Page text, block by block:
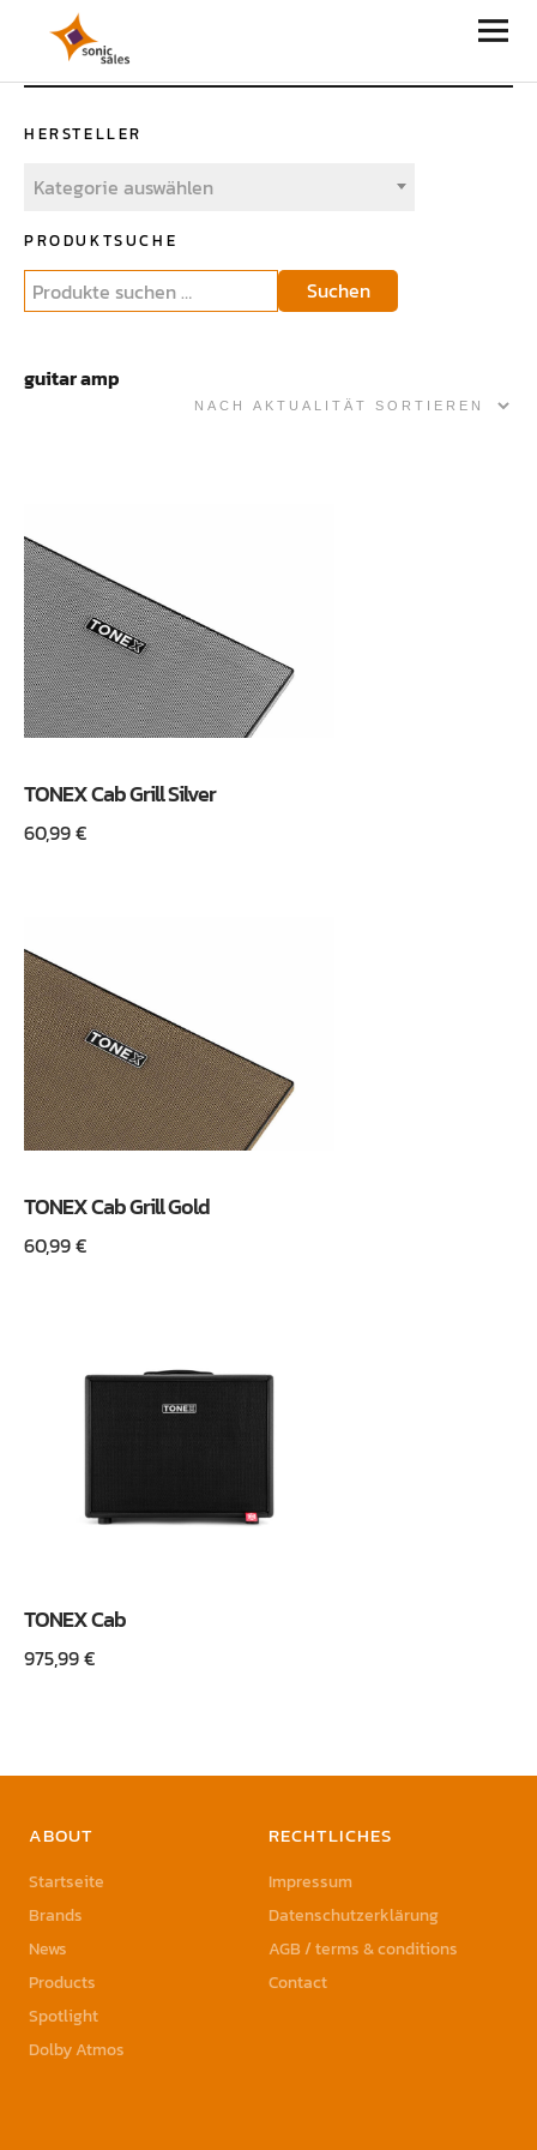
Sonic Sales
HERSTELLER
Kategorie auswählen
PRODUKTSUCHE
Suchen
guitar amp
TONEX Cab Grill Silver
60,99€
TONEX Cab Grill Gold
60,99€
TONEX Cab
975,99€
ABOUT
Startseite
Brands
News
Products
Spotlight
Dolby Atmos
RECHTLICHES
Impressum
Datenschutzerklärung
AGB / terms & conditions
Contact